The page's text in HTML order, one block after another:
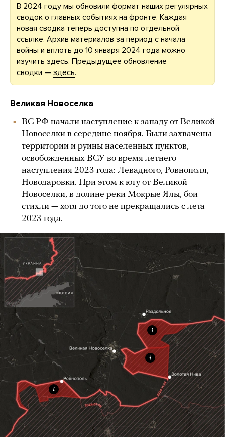
В 2024 году мы обновили формат наших регулярных
сводок о главных событиях на фронте. Каждая
новая сводка теперь доступна по отдельной
ссылке. Архив материалов за период с начала
войны и вплоть до 10 января 2024 года можно
изучить здесь. Предыдущее обновление
сводки — здесь.
Великая Новоселка
ВС РФ начали наступление к западу от Великой
Новоселки в середине ноября. Были захвачены
территории и руины населенных пунктов,
освобожденных ВСУ во время летнего
наступления 2023 года: Левадного, Ровнополя,
Новодаровки. При этом к югу от Великой
Новоселки, в долине реки Мокрые Ялы, бои
стихли — хотя до того не прекращались с лета
2023 года.